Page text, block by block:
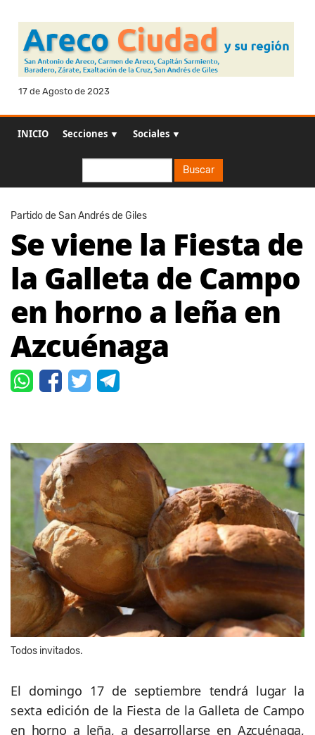
17 de Agosto de 2023
INICIO Secciones ▼ Sociales ▼
Buscar
Partido de San Andrés de Giles
Se viene la Fiesta de
la Galleta de Campo
en horno a leña en
Azcuénaga
Todos invitados.
El domingo 17 de septiembre tendrá lugar la
sexta edición de la Fiesta de la Galleta de Campo
en horno a leña, a desarrollarse en Azcuénaga,